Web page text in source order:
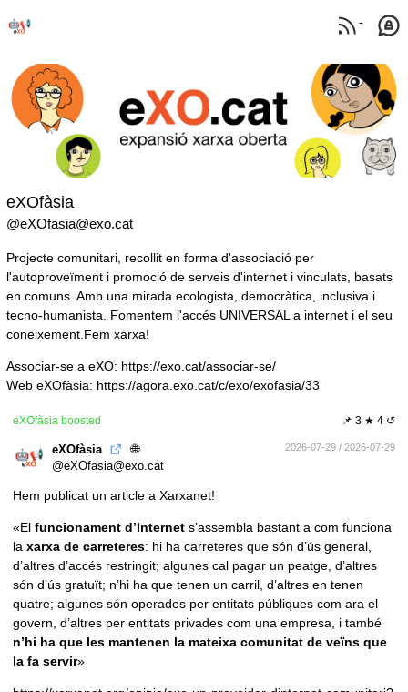
-
eXOfàsia
@eXOfasia@exo.cat
Projecte comunitari, recollit en forma d'associació per
l'autoproveïment i promoció de serveis d'internet i vinculats, basats
en comuns. Amb una mirada ecologista, democràtica, inclusiva i
tecno-humanista. Fomentem l'accés UNIVERSAL a internet i el seu
coneixement. Fem xarxa!
Associar-se a eXO: https://exo.cat/associar-se/
Web eXOfàsia: https://agora.exo.cat/c/exo/exofasia/33
📌 3 ★ 4 ↺
eXOfàsia boosted
eXOfàsia 🌐 2026-07-29 / 2026-07-29
@eXOfasia@exo.cat
Hem publicat un article a Xarxanet!
«El funcionament d’Internet s’assembla bastant a com funciona
la xarxa de carreteres: hi ha carreteres que són d’ús general,
d’altres d’accés restringit; algunes cal pagar un peatge, d’altres
són d’ús gratuït; n’hi ha que tenen un carril, d’altres en tenen
quatre; algunes són operades per entitats públiques com ara el
govern, d’altres per entitats privades com una empresa, i també
n’hi ha que les mantenen la mateixa comunitat de veïns que
la fa servir»